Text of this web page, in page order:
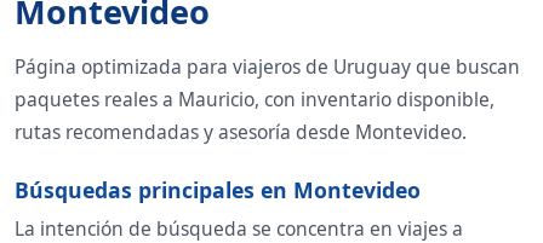
Montevideo
Página optimizada para viajeros de Uruguay que buscan
paquetes reales a Mauricio, con inventario disponible,
rutas recomendadas y asesoría desde Montevideo.
Búsquedas principales en Montevideo
La intención de búsqueda se concentra en viajes a